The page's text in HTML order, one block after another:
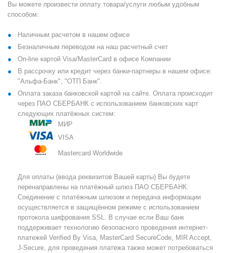
Вы можете произвести оплату товара/услуги любым удобным
способом:
Наличным расчетом в нашем офисе
Безналичным переводом на наш расчетный счет
On-line картой Visa/MasterCard в офисе Компании
В рассрочку или кредит через банки-партнеры в нашем офисе:
"Альфа-Банк", "ОТП Банк".
Оплата заказа банковской картой на сайте. Оплата происходит
через ПАО СБЕРБАНК с использованием банковских карт
следующих платёжных систем:
МИР
VISA
Mastercard Worldwide
Для оплаты (ввода реквизитов Вашей карты) Вы будете
перенаправлены на платёжный шлюз ПАО СБЕРБАНК.
Соединение с платёжным шлюзом и передача информации
осуществляется в защищённом режиме с использованием
протокола шифрования SSL. В случае если Ваш банк
поддерживает технологию безопасного проведения интернет-
платежей Verified By Visa, MasterCard SecureCode, MIR Accept,
J-Secure, для проведения платежа также может потребоваться